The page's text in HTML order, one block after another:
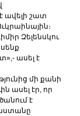
ավելի շատ
Զելենսկու
ասել է
մի քանի
ասել էր, որ
է